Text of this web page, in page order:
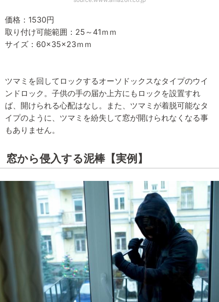
価格：1530円
取り付け可能範囲：25～41ｍｍ
サイズ：60×35×23ｍｍ
ツマミを回してロックするオーソドックスなタイプのウイ
ンドロック。子供の手の届か上方にもロックを設置すれ
ば、開けられる心配はなし。また、ツマミが着脱可能なタ
イプのように、ツマミを紛失して窓が開けられなくなる事
もありません。
窓から侵入する泥棒【実例】